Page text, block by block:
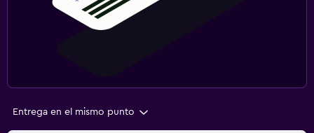
Entrega en el mismo punto